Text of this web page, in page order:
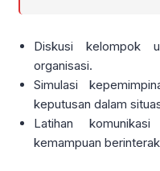
Diskusi kelompok
organisasi.
Simulasi
keputusan dalam
Latihan
kemampuan